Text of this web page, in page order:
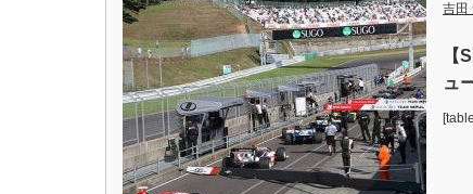
吉田
【
ュ